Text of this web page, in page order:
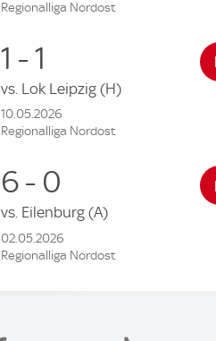
Regionalliga Nordost
1 - 1
vs. Lok Leipzig (H)
10.05.2026
Regionalliga Nordost
6 - 0
vs. Eilenburg (A)
02.05.2026
Regionalliga Nordost